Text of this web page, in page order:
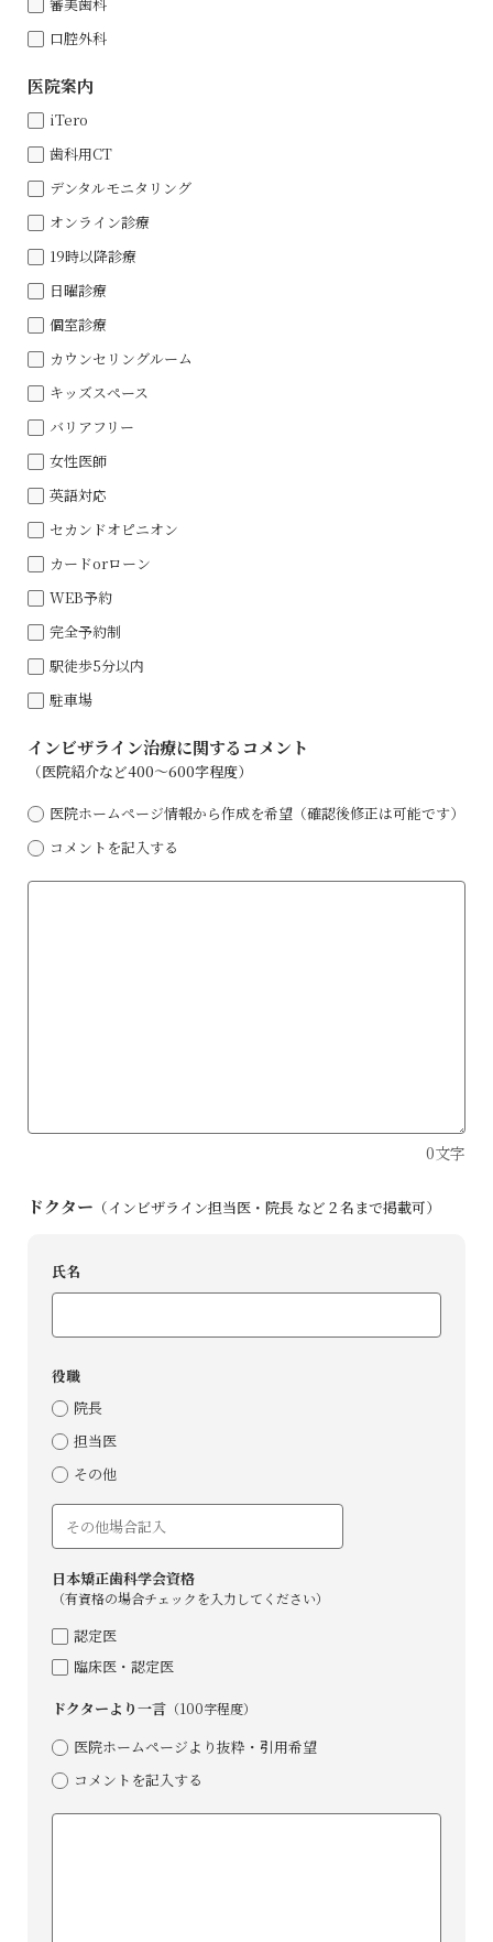
⼝腔外科
医院案内
iTero
⻭科⽤CT
デンタルモニタリング
オンライン診療
19時以降診療
⽇曜診療
個室診療
カウンセリングルーム
キッズスペース
バリアフリー
⼥性医師
英語対応
セカンドオピニオン
カードorローン
WEB予約
完全予約制
駅徒歩5分以内
駐⾞場
インビザライン治療に関するコメント
（医院紹介など400〜600字程度）
医院ホームページ情報から作成を希望（確認後修正は可能です）
コメントを記⼊する
0文字
ドクター （インビザライン担当医・院⻑ など２名まで掲載可）
⽒名
役職
院⻑
担当医
その他
⽇本矯正⻭科学会資格
（有資格の場合チェックを⼊⼒してください）
認定医
臨床医・認定医
ドクターより⼀⾔ （100字程度）
医院ホームページより抜粋・引⽤希望
コメントを記⼊する